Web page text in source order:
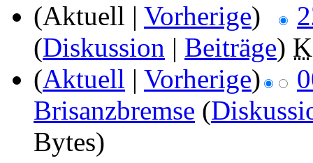
(Aktuell | Vorherige)
(Diskussion | Beiträge) K
(Aktuell | Vorherige)
Brisanzbremse (
Bytes)